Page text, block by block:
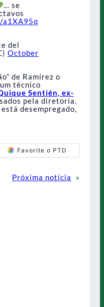
… se
del
October
de Ramírez o
técnico
Sentién, ex-
pela diretoria.
desempregado,
Favorite o PTD
Próxima notícia
»